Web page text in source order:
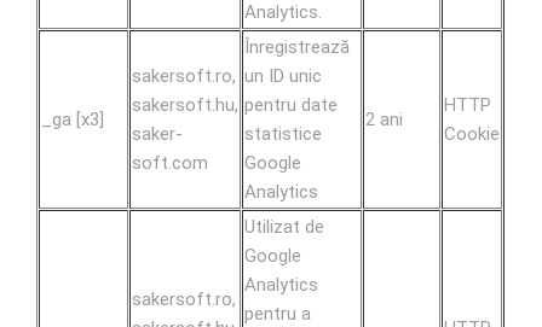
Analytics.
_ga [x3]
sakersoft.ro,
sakersoft.hu,
saker-
soft.com
Înregistrează
un ID unic
pentru date
statistice
Google
Analytics
2 ani
HTTP
Cookie
sakersoft.ro,
Utilizat de
Google
Analytics
pentru a